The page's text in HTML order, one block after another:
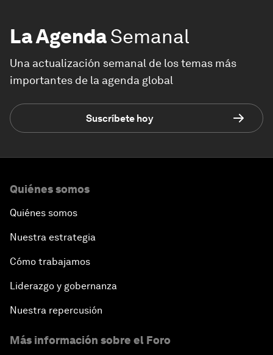
La AgendaSemanal
Una actualización semanal de los temas más
importantes de la agenda global
Suscríbete hoy
Quiénes somos
Quiénes somos
Nuestra estrategia
Cómo trabajamos
Liderazgo y gobernanza
Nuestra repercusión
Más información sobre el Foro